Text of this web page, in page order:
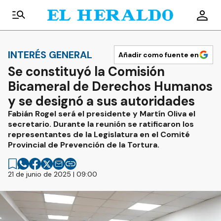
INTERÉS GENERAL Añadir como fuente en
Se constituyó la Comisión
Bicameral de Derechos Humanos
y se designó a sus autoridades
Fabián Rogel será el presidente y Martín Oliva el
secretario. Durante la reunión se ratificaron los
representantes de la Legislatura en el Comité
Provincial de Prevención de la Tortura.
21 de junio de 2025 | 09:00